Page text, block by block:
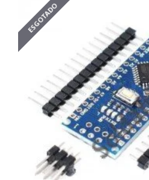
ESGOTADO